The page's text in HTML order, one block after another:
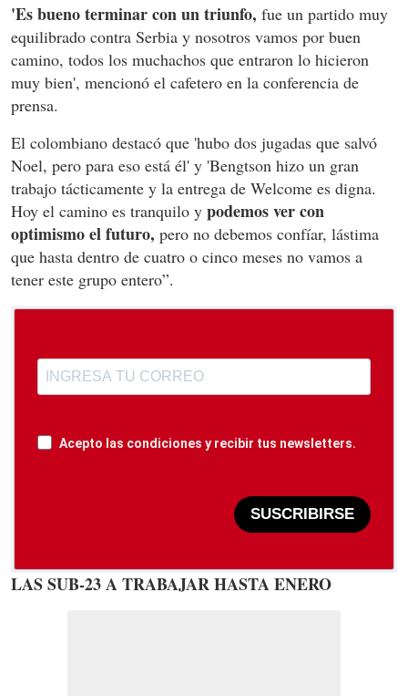
'Es bueno terminar con un triunfo, fue un partido muy
equilibrado contra Serbia y nosotros vamos por buen
camino, todos los muchachos que entraron lo hicieron
muy bien', mencionó el cafetero en la conferencia de
prensa.
El colombiano destacó que 'hubo dos jugadas que salvó
Noel, pero para eso está él' y 'Bengtson hizo un gran
trabajo tácticamente y la entrega de Welcome es digna.
Hoy el camino es tranquilo y podemos ver con
optimismo el futuro, pero no debemos confíar, lástima
que hasta dentro de cuatro o cinco meses no vamos a
tener este grupo entero”.
Acepto las condiciones y recibir tus newsletters.
SUSCRIBIRSE
LAS SUB-23 A TRABAJAR HASTA ENERO